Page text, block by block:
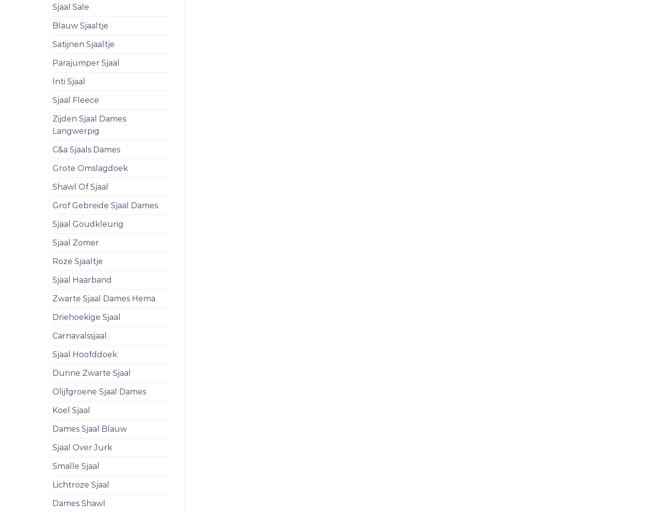
Sjaal Sale
Blauw Sjaaltje
Satijnen Sjaaltje
Parajumper Sjaal
Inti Sjaal
Sjaal Fleece
Zijden Sjaal Dames
Langwerpig
C&a Sjaals Dames
Grote Omslagdoek
Shawl Of Sjaal
Grof Gebreide Sjaal Dames
Sjaal Goudkleurig
Sjaal Zomer
Roze Sjaaltje
Sjaal Haarband
Zwarte Sjaal Dames Hema
Driehoekige Sjaal
Carnavalssjaal
Sjaal Hoofddoek
Dunne Zwarte Sjaal
Olijfgroene Sjaal Dames
Koel Sjaal
Dames Sjaal Blauw
Sjaal Over Jurk
Smalle Sjaal
Lichtroze Sjaal
Dames Shawl